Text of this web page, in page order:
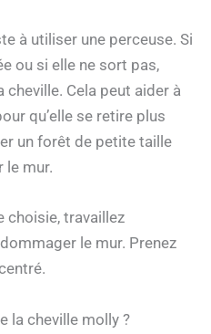
à utiliser une perceuse. Si
ou si elle ne sort pas,
cheville. Cela peut aider à
qu’elle se retire plus
un forêt de petite taille
le mur.
choisie, travaillez
le mur. Prenez
la cheville molly ?